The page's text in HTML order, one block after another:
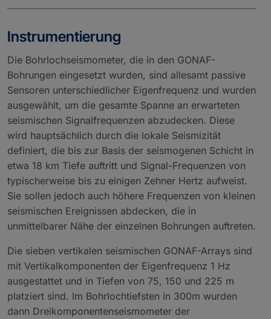
Instrumentierung
Die Bohrlochseismometer, die in den GONAF-
Bohrungen eingesetzt wurden, sind allesamt passive
Sensoren unterschiedlicher Eigenfrequenz und wurden
ausgewählt, um die gesamte Spanne an erwarteten
seismischen Signalfrequenzen abzudecken. Diese
wird hauptsächlich durch die lokale Seismizität
definiert, die bis zur Basis der seismogenen Schicht in
etwa 18 km Tiefe auftritt und Signal-Frequenzen von
typischerweise bis zu einigen Zehner Hertz aufweist.
Sie sollen jedoch auch höhere Frequenzen von kleinen
seismischen Ereignissen abdecken, die in
unmittelbarer Nähe der einzelnen Bohrungen auftreten.
Die sieben vertikalen seismischen GONAF-Arrays sind
mit Vertikalkomponenten der Eigenfrequenz 1 Hz
ausgestattet und in Tiefen von 75, 150 und 225 m
platziert sind. Im Bohrlochtiefsten in 300m wurden
dann Dreikomponentenseismometer der